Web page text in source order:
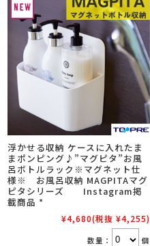
浮かせる収納 ケースに入れたま
まポンピング♪”マグピタ”お風
呂ボトルラック※マグネット仕
様※ お風呂収納 MAGPITAマグ
ピタシリーズ Instagram掲
載商品 *
¥4,680(税抜 ¥4,255)
数量： 個